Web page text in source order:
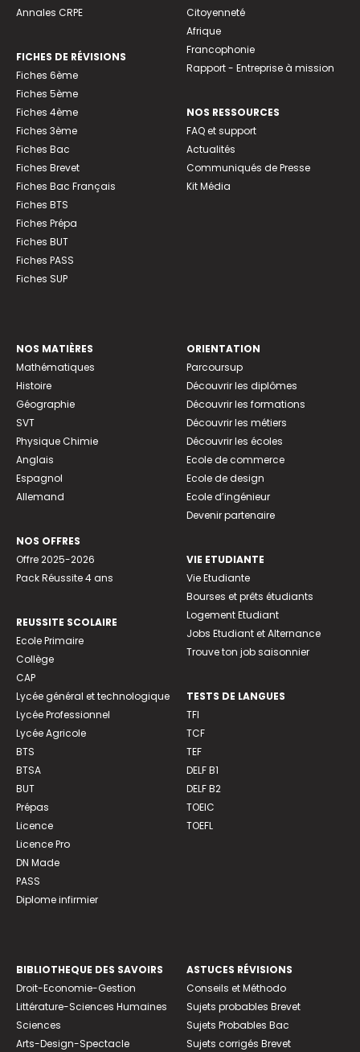
Annales CRPE
FICHES DE RÉVISIONS
Fiches 6ème
Fiches 5ème
Fiches 4ème
Fiches 3ème
Fiches Bac
Fiches Brevet
Fiches Bac Français
Fiches BTS
Fiches Prépa
Fiches BUT
Fiches PASS
Fiches SUP
Citoyenneté
Afrique
Francophonie
Rapport - Entreprise à mission
NOS RESSOURCES
FAQ et support
Actualités
Communiqués de Presse
Kit Média
NOS MATIÈRES
Mathématiques
Histoire
Géographie
SVT
Physique Chimie
Anglais
Espagnol
Allemand
NOS OFFRES
Offre 2025-2026
Pack Réussite 4 ans
REUSSITE SCOLAIRE
Ecole Primaire
Collège
CAP
Lycée général et technologique
Lycée Professionnel
Lycée Agricole
BTS
BTSA
BUT
Prépas
Licence
Licence Pro
DN Made
PASS
Diplome infirmier
ORIENTATION
Parcoursup
Découvrir les diplômes
Découvrir les formations
Découvrir les métiers
Découvrir les écoles
Ecole de commerce
Ecole de design
Ecole d’ingénieur
Devenir partenaire
VIE ETUDIANTE
Vie Etudiante
Bourses et prêts étudiants
Logement Etudiant
Jobs Etudiant et Alternance
Trouve ton job saisonnier
TESTS DE LANGUES
TFI
TCF
TEF
DELF B1
DELF B2
TOEIC
TOEFL
BIBLIOTHEQUE DES SAVOIRS
Droit-Economie-Gestion
Littérature-Sciences Humaines
Sciences
Arts-Design-Spectacle
ASTUCES RÉVISIONS
Conseils et Méthodo
Sujets probables Brevet
Sujets Probables Bac
Sujets corrigés Brevet